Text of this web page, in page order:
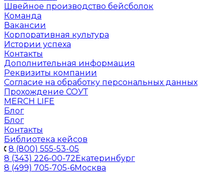
Швейное производство бейсболок
Команда
Вакансии
Корпоративная культура
Истории успеха
Контакты
Дополнительная информация
Реквизиты компании
Согласие на обработку персональных данных
Прохождение СОУТ
MERCH LIFE
Блог
Блог
Контакты
Библиотека кейсов
8 (800) 555-53-05
8 (343) 226-00-72Екатеринбург
8 (499) 705-705-6Москва